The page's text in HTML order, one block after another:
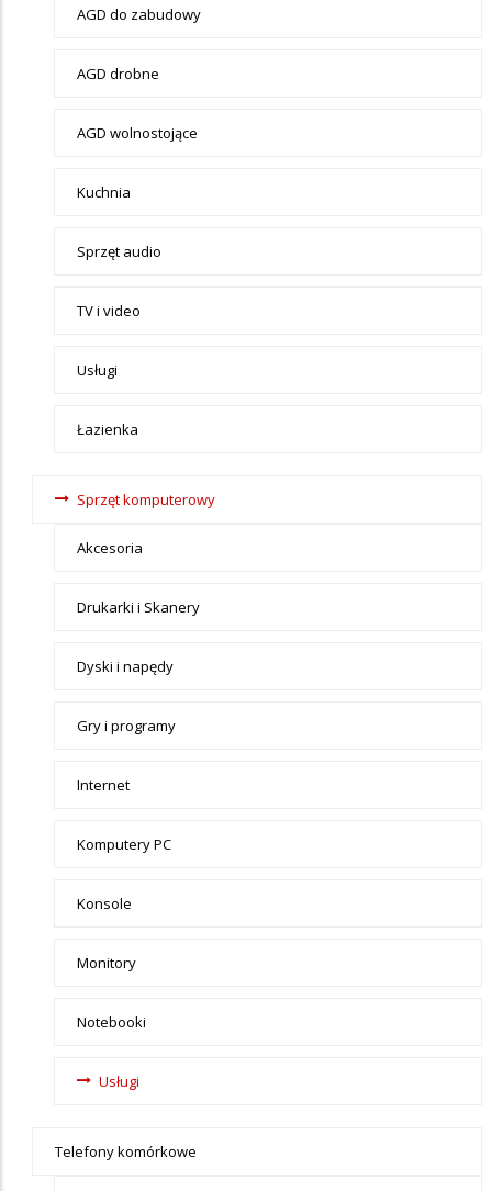
ElektronikaAGD do zabudowy
AGD drobne
AGD wolnostojące
Kuchnia
Sprzęt audio
TV i video
Usługi
Łazienka
Sprzęt komputerowy
Akcesoria
Drukarki i Skanery
Dyski i napędy
Gry i programy
Internet
Komputery PC
Konsole
Monitory
Notebooki
Usługi
Telefony komórkowe